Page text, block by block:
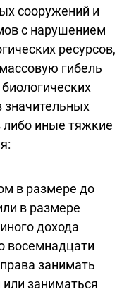
сооружений и
с нарушением
ресурсов,
гибель
значительных
либо иные тяжкие
в размере до
в размере
дохода
восемнадцати
занимать
заниматься